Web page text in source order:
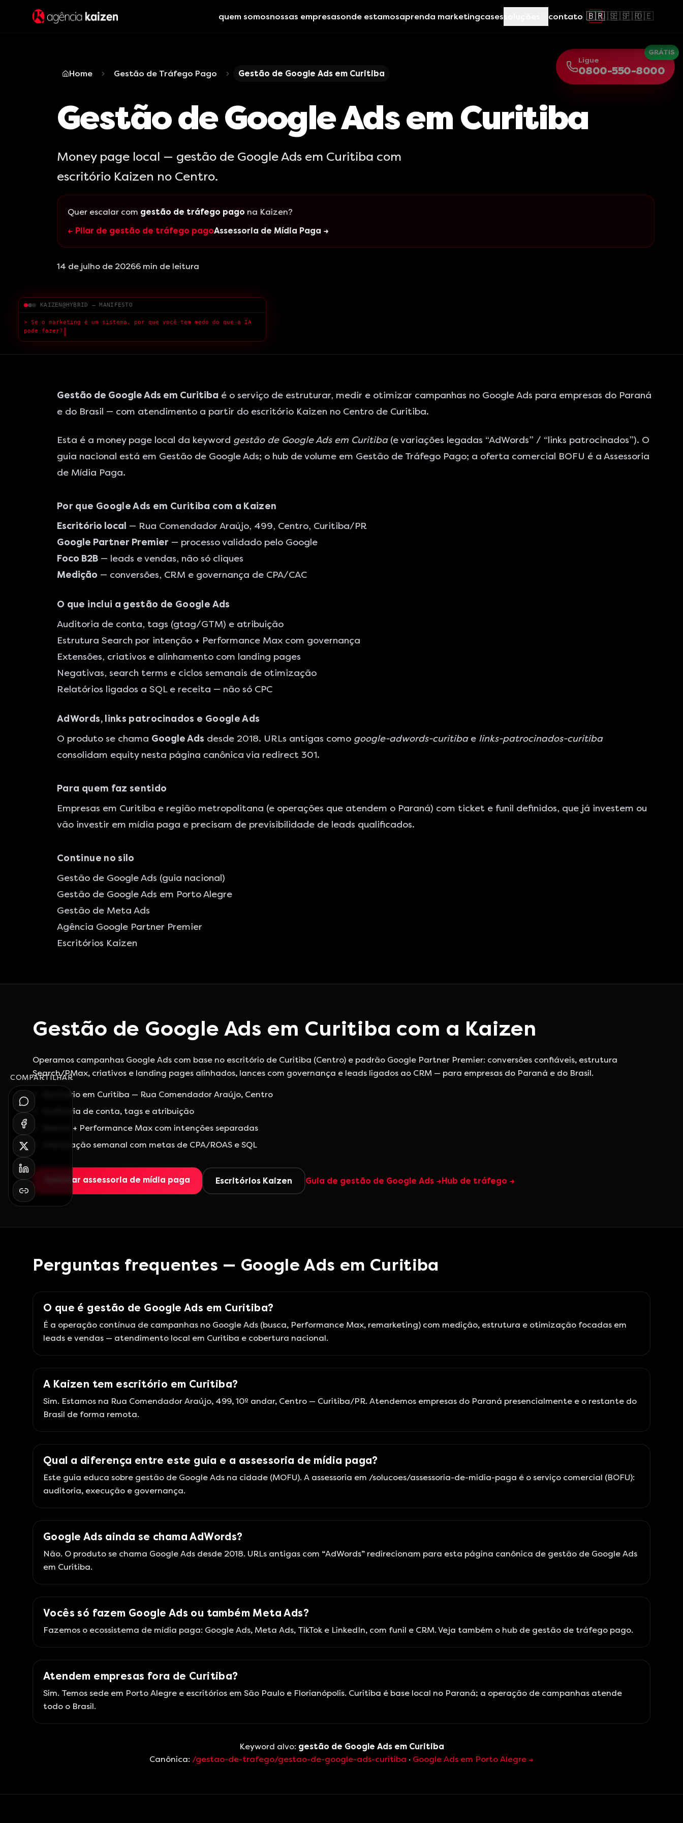
quem somosnossas empresasonde estamosaprenda marketingcases contato 🇧🇷🇺🇸🇪🇸🇫🇷🇩🇪
COMPARTILHAR
Home Gestão de Tráfego Pago Gestão de Google Ads em Curitiba
Gestão de Google Ads em Curitiba
Money page local — gestão de Google Ads em Curitiba com
escritório Kaizen no Centro.
Quer escalar com gestão de tráfego pago na Kaizen?
← Pilar de gestão de tráfego pagoAssessoria de Mídia Paga →
14 de julho de 20266 min de leitura
KAIZEN@HYBRID — MANIFESTO
> Medo █
Gestão de Google Ads em Curitiba é o serviço de estruturar, medir e otimizar campanhas no Google Ads para empresas do Paraná
e do Brasil — com atendimento a partir do escritório Kaizen no Centro de Curitiba.
Esta é a money page local da keyword gestão de Google Ads em Curitiba(e variações legadas “AdWords” / “links patrocinados”). O
guia nacional está em Gestão de Google Ads; o hub de volume em Gestão de Tráfego Pago; a oferta comercial BOFU é a Assessoria
de Mídia Paga.
Por que Google Ads em Curitiba com a Kaizen
Escritório local — Rua Comendador Araújo, 499, Centro, Curitiba/PR
Google Partner Premier — processo validado pelo Google
Foco B2B — leads e vendas, não só cliques
Medição — conversões, CRM e governança de CPA/CAC
O que inclui a gestão de Google Ads
Auditoria de conta, tags (gtag/GTM) e atribuição
Estrutura Search por intenção + Performance Max com governança
Extensões, criativos e alinhamento com landing pages
Negativas, search terms e ciclos semanais de otimização
Relatórios ligados a SQL e receita — não só CPC
AdWords, links patrocinados e Google Ads
O produto se chama Google Ads desde 2018. URLs antigas como google-adwords-curitibae links-patrocinados-curitiba
consolidam equity nesta página canônica via redirect 301.
Para quem faz sentido
Empresas em Curitiba e região metropolitana (e operações que atendem o Paraná) com ticket e funil definidos, que já investem ou
vão investir em mídia paga e precisam de previsibilidade de leads qualificados.
Continue no silo
Gestão de Google Ads (guia nacional)
Gestão de Google Ads em Porto Alegre
Gestão de Meta Ads
Agência Google Partner Premier
Escritórios Kaizen
Gestão de Google Ads em Curitiba com a Kaizen
Operamos campanhas Google Ads com base no escritório de Curitiba (Centro) e padrão Google Partner Premier: conversões confiáveis, estrutura
Search/PMax, criativos e landing pages alinhados, lances com governança e leads ligados ao CRM — para empresas do Paraná e do Brasil.
Escritório em Curitiba — Rua Comendador Araújo, Centro
Auditoria de conta, tags e atribuição
Search + Performance Max com intenções separadas
Otimização semanal com metas de CPA/ROAS e SQL
Solicitar assessoria de mídia paga Escritórios Kaizen Guia de gestão de Google Ads →Hub de tráfego →
Perguntas frequentes — Google Ads em Curitiba
O que é gestão de Google Ads em Curitiba?
É a operação contínua de campanhas no Google Ads (busca, Performance Max, remarketing) com medição, estrutura e otimização focadas em
leads e vendas — atendimento local em Curitiba e cobertura nacional.
A Kaizen tem escritório em Curitiba?
Sim. Estamos na Rua Comendador Araújo, 499, 10º andar, Centro — Curitiba/PR. Atendemos empresas do Paraná presencialmente e o restante do
Brasil de forma remota.
Qual a diferença entre este guia e a assessoria de mídia paga?
Este guia educa sobre gestão de Google Ads na cidade (MOFU). A assessoria em /solucoes/assessoria-de-midia-paga é o serviço comercial (BOFU):
auditoria, execução e governança.
Google Ads ainda se chama AdWords?
Não. O produto se chama Google Ads desde 2018. URLs antigas com “AdWords” redirecionam para esta página canônica de gestão de Google Ads
em Curitiba.
Vocês só fazem Google Ads ou também Meta Ads?
Fazemos o ecossistema de mídia paga: Google Ads, Meta Ads, TikTok e LinkedIn, com funil e CRM. Veja também o hub de gestão de tráfego pago.
Atendem empresas fora de Curitiba?
Sim. Temos sede em Porto Alegre e escritórios em São Paulo e Florianópolis. Curitiba é base local no Paraná; a operação de campanhas atende
todo o Brasil.
Keyword alvo: gestão de Google Ads em Curitiba
Canônica: /gestao-de-trafego/gestao-de-google-ads-curitiba · Google Ads em Porto Alegre →
Ligue
0800-550-8000
GRÁTIS